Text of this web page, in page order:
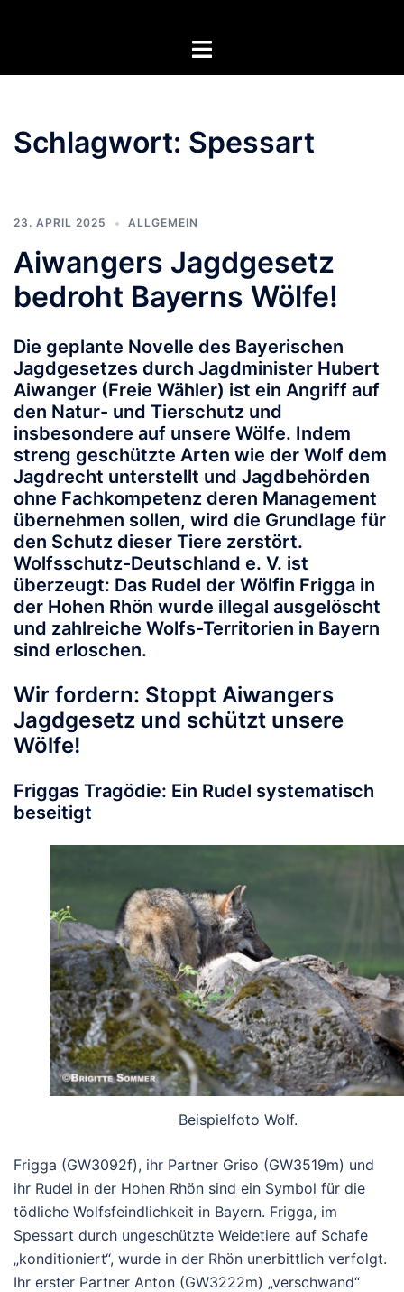
Menü
Schlagwort: Spessart
23. APRIL 2025 ALLGEMEIN
Aiwangers Jagdgesetz
bedroht Bayerns Wölfe!
Die geplante Novelle des Bayerischen
Jagdgesetzes durch Jagdminister Hubert
Aiwanger (Freie Wähler) ist ein Angriff auf
den Natur- und Tierschutz und
insbesondere auf unsere Wölfe. Indem
streng geschützte Arten wie der Wolf dem
Jagdrecht unterstellt und Jagdbehörden
ohne Fachkompetenz deren Management
übernehmen sollen, wird die Grundlage für
den Schutz dieser Tiere zerstört.
Wolfsschutz-Deutschland e. V. ist
überzeugt: Das Rudel der Wölfin Frigga in
der Hohen Rhön wurde illegal ausgelöscht
und zahlreiche Wolfs-Territorien in Bayern
sind erloschen.
Wir fordern: Stoppt Aiwangers
Jagdgesetz und schützt unsere
Wölfe!
Friggas Tragödie: Ein Rudel systematisch
beseitigt
Beispielfoto Wolf.
Frigga (GW3092f), ihr Partner Griso (GW3519m) und
ihr Rudel in der Hohen Rhön sind ein Symbol für die
tödliche Wolfsfeindlichkeit in Bayern. Frigga, im
Spessart durch ungeschützte Weidetiere auf Schafe
„konditioniert“, wurde in der Rhön unerbittlich verfolgt.
Ihr erster Partner Anton (GW3222m) „verschwand“